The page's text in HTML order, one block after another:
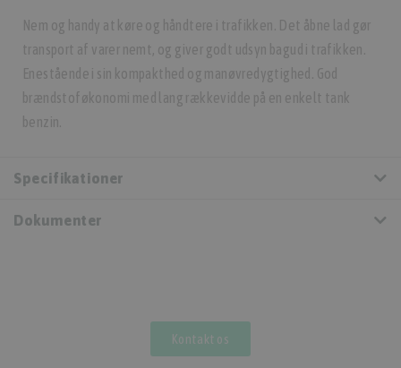
Nem og handy at køre og håndtere i trafikken. Det åbne lad gør
transport af varer nemt, og giver godt udsyn bagud i trafikken.
Enestående i sin kompakthed og manøvredygtighed. God
brændstoføkonomi med lang rækkevidde på en enkelt tank
benzin.
Specifikationer
Dokumenter
Kontakt os